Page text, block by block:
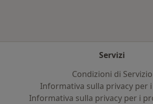
Servizi
Condizioni di Servizio
Informativa sulla privacy per
Informativa sulla privacy per i